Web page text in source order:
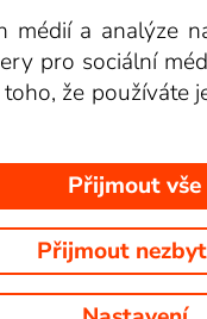
Videotéka
zobrazovány obrázky
médií a analýze
pro sociální
že používáte
Přijmout vše
Přijmout